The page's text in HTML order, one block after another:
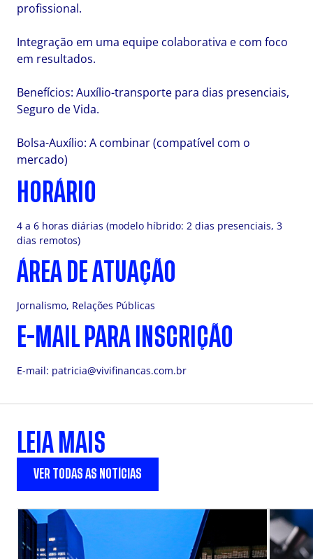
profissional.
Integração em uma equipe colaborativa e com foco
em resultados.
Benefícios: Auxílio-transporte para dias presenciais,
Seguro de Vida.
Bolsa-Auxílio: A combinar (compatível com o
mercado)
HORÁRIO
4 a 6 horas diárias (modelo híbrido: 2 dias presenciais, 3
dias remotos)
ÁREA DE ATUAÇÃO
Jornalismo, Relações Públicas
E-MAIL PARA INSCRIÇÃO
E-mail: patricia@vivifinancas.com.br
LEIA MAIS
VER TODAS AS NOTÍCIAS